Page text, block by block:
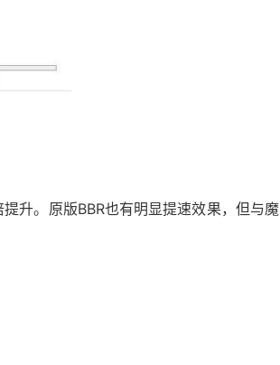
升。原版BBR也有明显提速效果，但与魔